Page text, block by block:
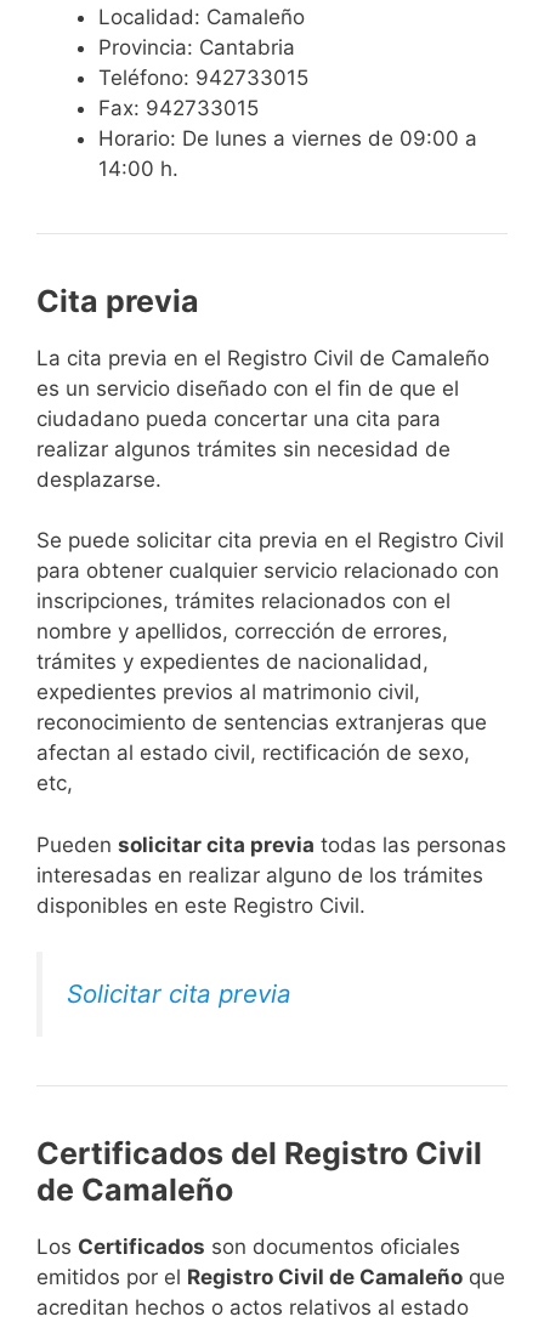
Localidad: Camaleño
Provincia: Cantabria
Teléfono: 942733015
Fax: 942733015
Horario: De lunes a viernes de 09:00 a
14:00 h.
Cita previa
​​​​​​​​​​​​​​​​​​​​​​​​​​​​La cita previa en el Registro Civil de Camaleño
es un servicio diseñado con el fin de que el
ciudadano pueda concertar una cita para
realizar algunos trámites sin necesidad de
desplazarse.​
Se puede solicitar cita previa en el Registro Civil
para obtener cualquier servicio relacionado con
inscripciones, trámites relacionados con el
nombre y apellidos, corrección de errores,
trámites y expedientes de nacionalidad,
expedientes previos al matrimonio civil,
reconocimiento de sentencias extranjeras que
afectan al estado civil, rectificación de sexo,
etc,
​Pueden solicitar cita previa todas las personas
interesadas en realizar alguno de los trámites
disponibles en este Registro Civil.​
Solicitar cita previa
Certificados del Registro Civil
de Camaleño
Los Certificados son documentos oficiales
emitidos por el Registro Civil de Camaleño que
acreditan hechos o actos relativos al estado